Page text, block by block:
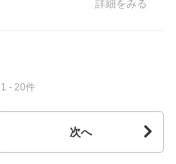
詳細をみる
- 20件
次へ